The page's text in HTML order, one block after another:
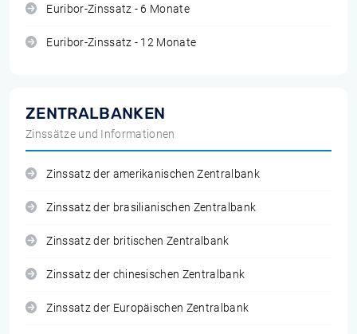
Euribor-Zinssatz - 6 Monate
Euribor-Zinssatz - 12 Monate
ZENTRALBANKEN
Zinssätze und Informationen
Zinssatz der amerikanischen Zentralbank
Zinssatz der brasilianischen Zentralbank
Zinssatz der britischen Zentralbank
Zinssatz der chinesischen Zentralbank
Zinssatz der Europäischen Zentralbank